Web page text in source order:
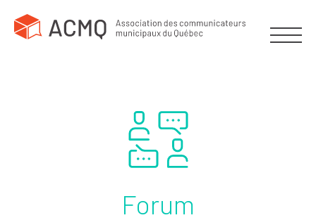
Forum